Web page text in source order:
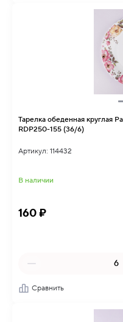
Тарелка обеденная круглая
RDP250-155 (36/6)
Артикул: 114432
В наличии
160 ₽
Сравнить